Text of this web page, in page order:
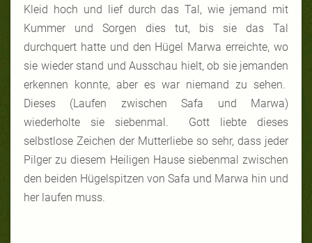
Kleid hoch und lief durch das Tal, wie jemand mit
Kummer und Sorgen dies tut, bis sie das Tal
durchquert hatte und den Hügel Marwa erreichte, wo
sie wieder stand und Ausschau hielt, ob sie jemanden
erkennen konnte, aber es war niemand zu sehen.
Dieses (Laufen zwischen Safa und Marwa)
wiederholte sie siebenmal. Gott liebte dieses
selbstlose Zeichen der Mutterliebe so sehr, dass jeder
Pilger zu diesem Heiligen Hause siebenmal zwischen
den beiden Hügelspitzen von Safa und Marwa hin und
her laufen muss.